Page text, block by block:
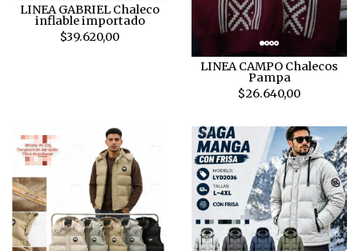
LINEA GABRIEL Chaleco
inflable importado
$39.620,00
LINEA CAMPO Chalecos
Pampa
$26.640,00